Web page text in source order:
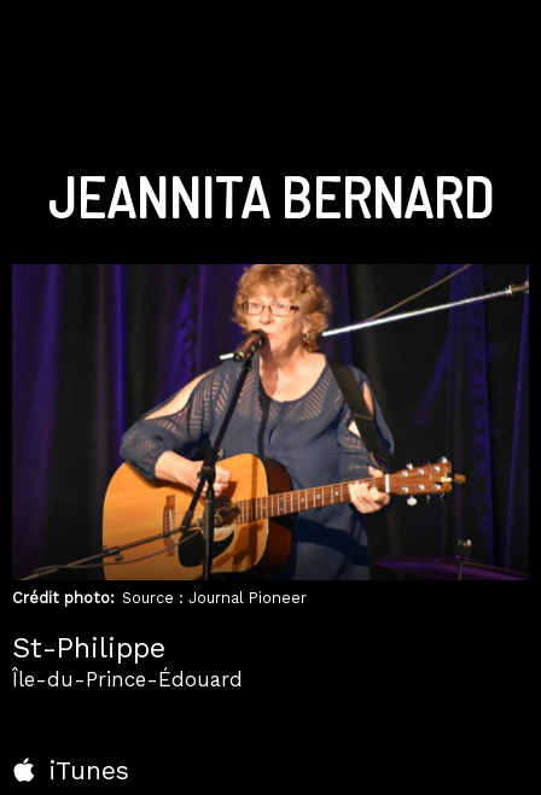
JEANNITA BERNARD
Crédit photo Source : Journal Pioneer
St-Philippe
Île-du-Prince-Édouard
iTunes